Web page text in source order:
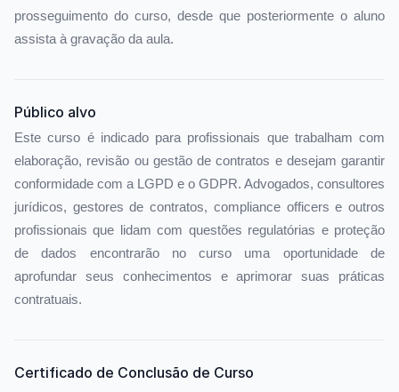
prosseguimento do curso, desde que posteriormente o aluno
assista à gravação da aula.
Público alvo
Este curso é indicado para profissionais que trabalham com
elaboração, revisão ou gestão de contratos e desejam garantir
conformidade com a LGPD e o GDPR. Advogados, consultores
jurídicos, gestores de contratos, compliance officers e outros
profissionais que lidam com questões regulatórias e proteção
de dados encontrarão no curso uma oportunidade de
aprofundar seus conhecimentos e aprimorar suas práticas
contratuais.
Certificado de Conclusão de Curso